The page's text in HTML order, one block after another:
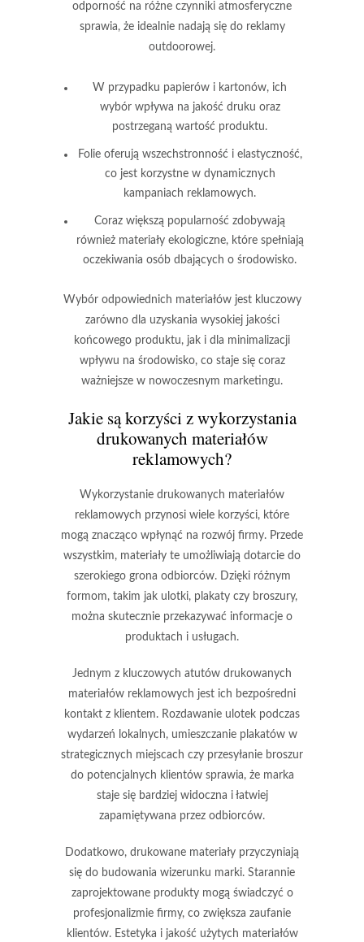
odporność na różne czynniki atmosferyczne
sprawia, że idealnie nadają się do reklamy
outdoorowej.
W przypadku papierów i kartonów, ich
wybór wpływa na jakość druku oraz
postrzeganą wartość produktu.
Folieoferują wszechstronność i elastyczność,
co jest korzystne w dynamicznych
kampaniach reklamowych.
Coraz większą popularność zdobywają
również materiały ekologiczne, które spełniają
oczekiwania osób dbających o środowisko.
Wybór odpowiednich materiałów jest kluczowy
zarówno dla uzyskania wysokiej jakości
końcowego produktu, jak i dla minimalizacji
wpływu na środowisko, co staje się coraz
ważniejsze w nowoczesnym marketingu.
Jakie są korzyści z wykorzystania
drukowanych materiałów
reklamowych?
Wykorzystanie drukowanych materiałów
reklamowych przynosi wiele korzyści, które
mogą znacząco wpłynąć na rozwój firmy. Przede
wszystkim, materiały te umożliwiają dotarcie do
szerokiego grona odbiorców. Dzięki różnym
formom, takim jak ulotki, plakaty czy broszury,
można skutecznie przekazywać informacje o
produktach i usługach.
Jednym z kluczowych atutów drukowanych
materiałów reklamowych jest ich bezpośredni
kontakt z klientem. Rozdawanie ulotek podczas
wydarzeń lokalnych, umieszczanie plakatów w
strategicznych miejscach czy przesyłanie broszur
do potencjalnych klientów sprawia, że marka
staje się bardziej widoczna i łatwiej
zapamiętywana przez odbiorców.
Dodatkowo, drukowane materiały przyczyniają
się do budowania wizerunku marki. Starannie
zaprojektowane produkty mogą świadczyć o
profesjonalizmie firmy, co zwiększa zaufanie
klientów. Estetyka i jakość użytych materiałów